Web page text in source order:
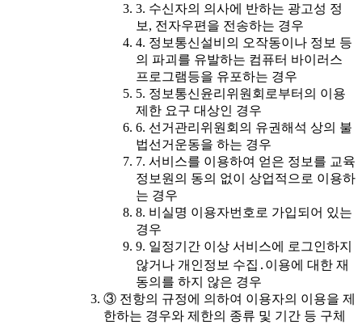
3. 수신자의 의사에 반하는 광고성 정
보, 전자우편을 전송하는 경우
4. 정보통신설비의 오작동이나 정보 등
의 파괴를 유발하는 컴퓨터 바이러스
프로그램등을 유포하는 경우
5. 정보통신윤리위원회로부터의 이용
제한 요구 대상인 경우
6. 선거관리위원회의 유권해석 상의 불
법선거운동을 하는 경우
7. 서비스를 이용하여 얻은 정보를 교육
정보원의 동의 없이 상업적으로 이용하
는 경우
8. 비실명 이용자번호로 가입되어 있는
경우
9. 일정기간 이상 서비스에 로그인하지
않거나 개인정보 수집․이용에 대한 재
동의를 하지 않은 경우
③ 전항의 규정에 의하여 이용자의 이용을 제
한하는 경우와 제한의 종류 및 기간 등 구체